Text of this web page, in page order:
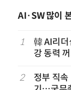
AI·SW 많이
1
韓 AI리
강 동력
2
정부 직